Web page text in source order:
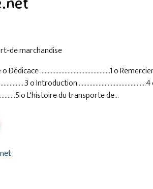
de marchandise
..............................................1 o
o
o L'histoire du transporte de...